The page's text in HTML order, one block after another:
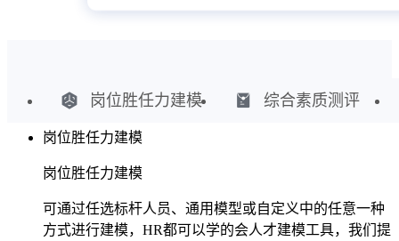
岗位胜任力建模 综合素质测评
岗位胜任力建模
岗位胜任力建模
可通过任选标杆人员、通用模型或自定义中的任意一种
方式进行建模，HR都可以学的会人才建模工具，我们提